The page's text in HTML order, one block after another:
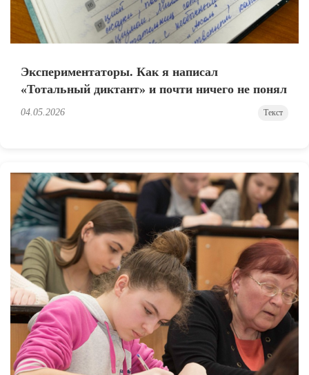
Экспериментаторы. Как я написал
«Тотальный диктант» и почти ничего не понял
04.05.2026 Текст